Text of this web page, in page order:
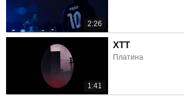
2:26
1:41
ХТТ
Платина